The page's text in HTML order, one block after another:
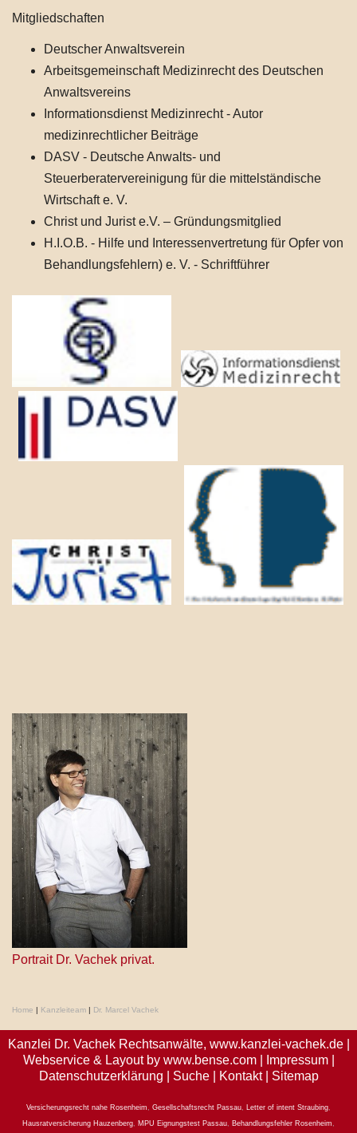
Mitgliedschaften
Deutscher Anwaltsverein
Arbeitsgemeinschaft Medizinrecht des Deutschen
Anwaltsvereins
Informationsdienst Medizinrecht - Autor
medizinrechtlicher Beiträge
DASV - Deutsche Anwalts- und
Steuerberatervereinigung für die mittelständische
Wirtschaft e. V.
Christ und Jurist e.V. – Gründungsmitglied
H.I.O.B. - Hilfe und Interessenvertretung für Opfer von
Behandlungsfehlern) e. V. - Schriftführer
Portrait Dr. Vachek privat.
Home | Kanzleiteam | Dr. Marcel Vachek
Kanzlei Dr. Vachek Rechtsanwälte, www.kanzlei-vachek.de|
Webservice & Layout by www.bense.com| Impressum|
Datenschutzerklärung
Suche| Kontakt| Sitemap
Versicherungsrecht nahe Rosenheim Gesellschaftsrecht Passau Letter of intent Straubing
Hausratversicherung Hauzenberg
MPU Eignungstest Passau Behandlungsfehler Rosenheim